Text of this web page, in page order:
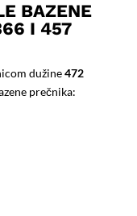
BAZENE
I 457
dužine472
prečnika: